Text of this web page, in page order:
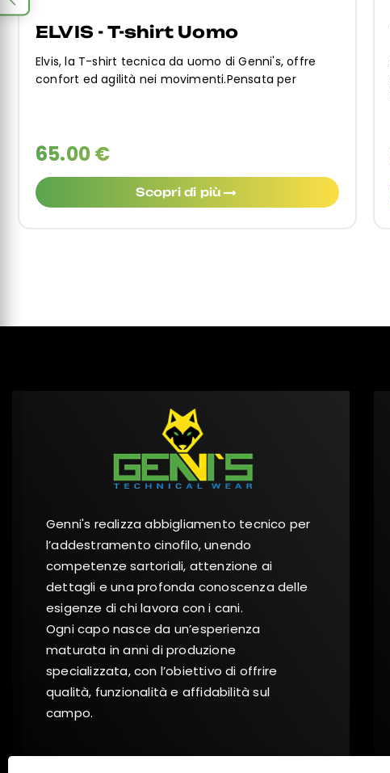
ELVIS - T-shirt Uomo
Elvis, la T-shirt tecnica da uomo di Genni's, offre
confort ed agilità nei movimenti.Pensata per
65.00 €
Scopri di più
Genni's realizza abbigliamento tecnico per
l’addestramento cinofilo, unendo
competenze sartoriali, attenzione ai
dettagli e una profonda conoscenza delle
esigenze di chi lavora con i cani.
Ogni capo nasce da un’esperienza
maturata in anni di produzione
specializzata, con l’obiettivo di offrire
qualità, funzionalità e affidabilità sul
campo.
Social